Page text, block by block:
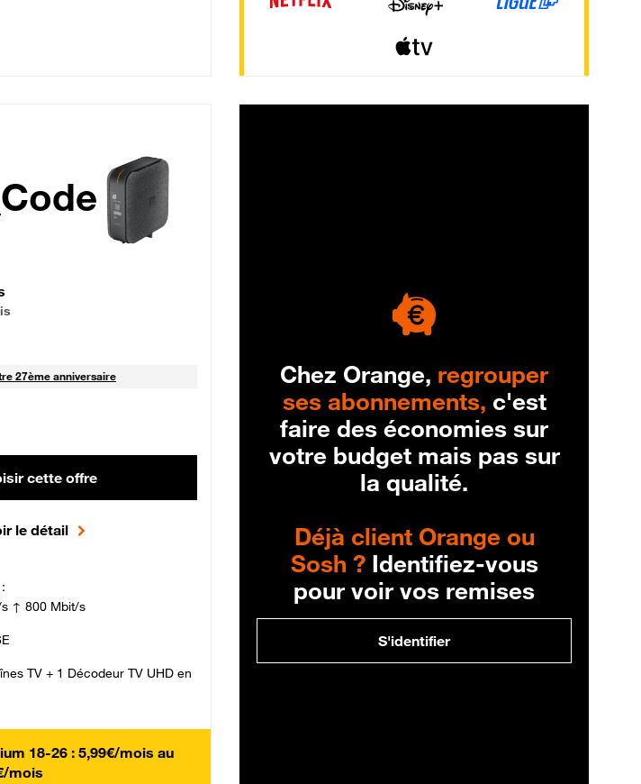
Fibre_18_26
27ème anniversaire
cette offre
le détail
↑ 800 Mbit/s
TV + 1 Décodeur TV UHD en
18-26 : 5,99€/mois au
mois
Chez Orange, regrouper
ses abonnements, c'est
faire des économies sur
votre budget mais pas sur
la qualité.
Déjà client Orange ou
Sosh ?Identifiez-vous
pour voir vos remises
S'identifier